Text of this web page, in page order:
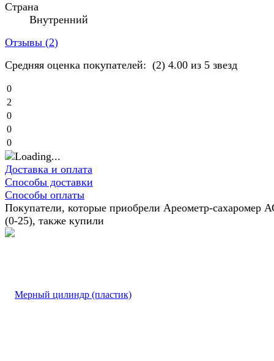
Страна
Внутренний
Отзывы (2)
Средняя оценка покупателей: (2) 4.00 из 5 звезд
0
2
0
0
0
Доставка и оплата
Способы доставки
Способы оплаты
Покупатели, которые приобрели Ареометр-сахаромер
(0-25), также купили